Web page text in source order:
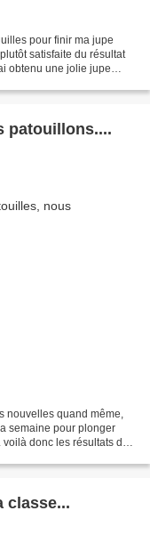
pour finir ma jupe
satisfaite du résultat
obtenu une jolie jupe
patouillons....
nouvelles quand même,
semaine pour plonger
donc les résultats de
classe...